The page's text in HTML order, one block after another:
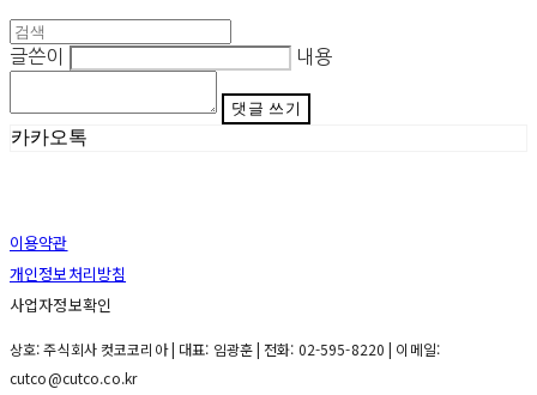
글쓴이 내용
댓글 쓰기
카카오톡
이용약관
개인정보처리방침
사업자정보확인
상호: 주식회사 컷코코리아 | 대표: 임광훈 | 전화: 02-595-8220 | 이메일:
cutco@cutco.co.kr